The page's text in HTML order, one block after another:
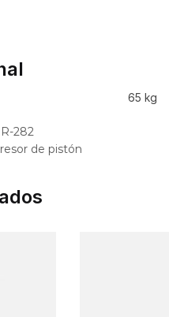
65 kg
282
de pistón